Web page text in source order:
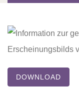
DOWNLOAD